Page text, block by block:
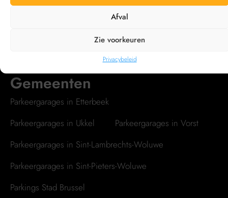
Afval
Zie voorkeuren
Privacybeleid
yohanndeprez7@gmail.com
Gemeenten
Parkeergarages in Etterbeek
Parkeergarages in Ukkel
Parkeergarages in Vorst
Parkeergarages in Sint-Lambrechts-Woluwe
Parkeergarages in Sint-Pieters-Woluwe
Parkings Stad Brussel